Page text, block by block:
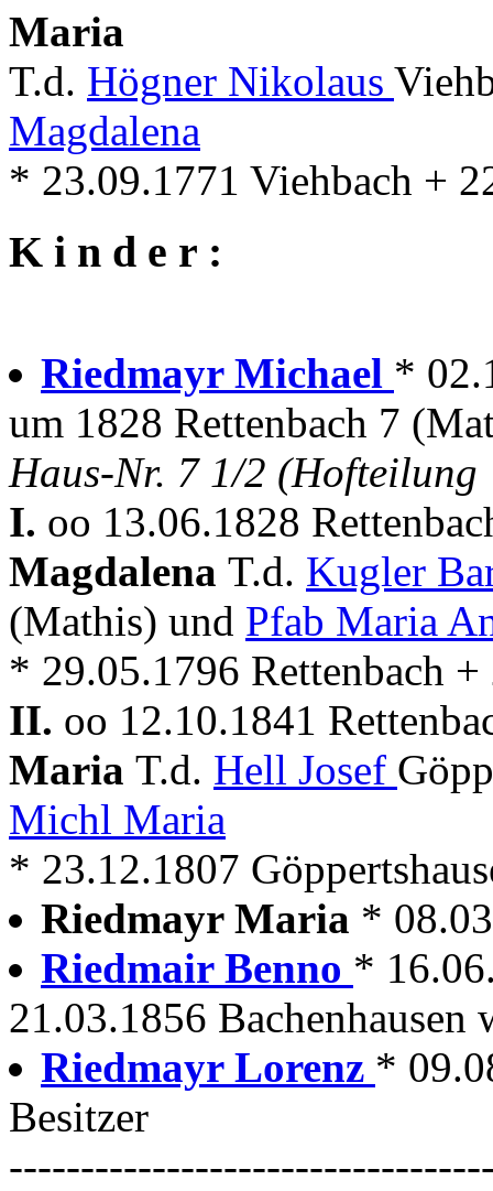
Maria
T.d. Högner Nikolaus
Magdalena
* 23.09.1771 Viehbach +
K i n d e r :
Riedmayr Michael *
um 1828 Rettenbach 7
Haus-Nr. 7 1/2 (Hofteilung
I. oo 13.06.1828
Magdalena T.d. Kugler
(Mathis) und Pfab Maria
* 29.05.1796 Rettenbach
II. oo 12.10.1841
Maria T.d. Hell Josef
Michl Maria
* 23.12.1807
Riedmayr Maria *
Riedmair Benno *
21.03.1856 Bachenhausen
Riedmayr Lorenz *
Besitzer